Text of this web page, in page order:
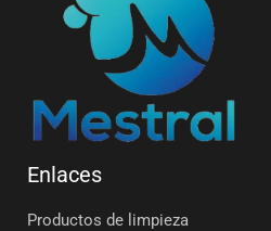
Enlaces
Productos de limpieza